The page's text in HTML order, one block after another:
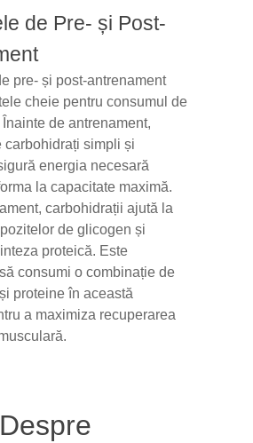
de Pre- și Post-
pre- și post-antrenament
cheie pentru consumul de
de antrenament,
carbohidrați simpli și
energia necesară
la capacitate maximă.
carbohidrații ajută la
de glicogen și
proteică. Este
consumi o combinație de
proteine în această
a maximiza recuperarea